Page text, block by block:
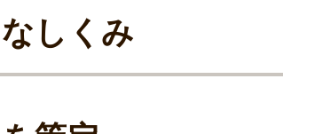
しくみ